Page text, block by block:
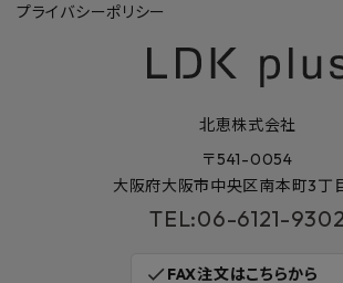
プライバシーポリシー
北恵株式会社
〒541-0054
大阪府大阪市中央区南本町3丁
TEL:06-6121-9302
check FAX注文はこちらから